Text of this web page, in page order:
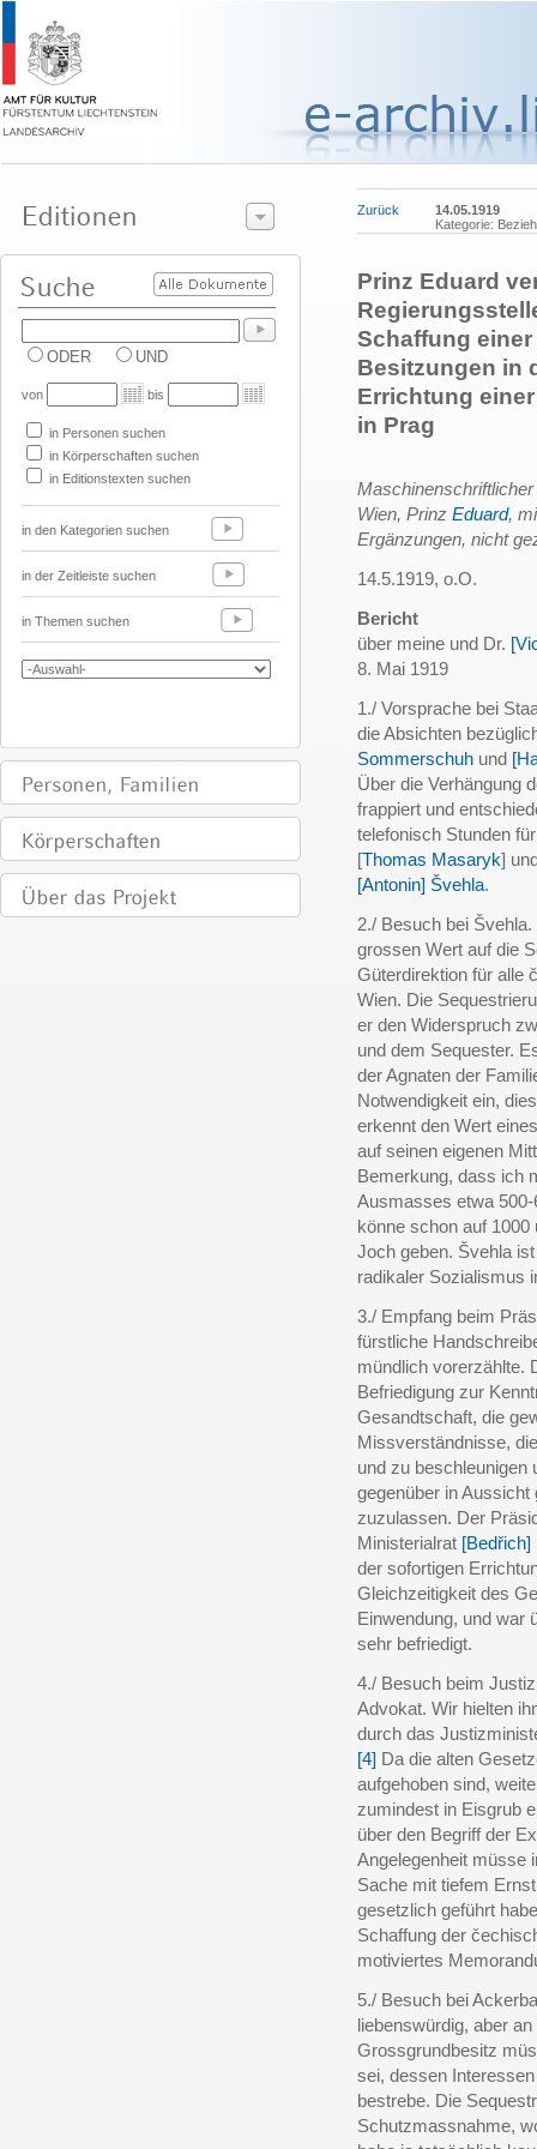
ODER UND
von bis
in Personen suchen
in Körperschaften suchen
in Editionstexten suchen
in den Kategorien suchen
in der Zeitleiste suchen
in Themen suchen
Zurück
14.05.1919
Kategorie:
Prinz Eduard
Schaffung
Besitzungen in
Errichtung
in Prag
Wien, Prinz Eduard,
Ergänzungen, nicht
14.5.1919, o.O.
Bericht
über meine und Dr.
8. Mai 1919
1./ Vorsprache bei
die Absichten
Sommerschuh und
Über die Verhängung
frappiert und
telefonisch Stunden
[Thomas Masaryk]
[Antonin] Švehla.
2./ Besuch bei
grossen Wert auf die
Güterdirektion für alle
Wien. Die
er den Widerspruch
und dem Sequester.
der Agnaten der
Notwendigkeit ein,
erkennt den Wert
auf seinen eigenen
Bemerkung, dass ich
Ausmasses etwa
könne schon auf
Joch geben. Švehla
radikaler Sozialismus
3./ Empfang beim
fürstliche
mündlich vorerzählte.
Befriedigung zur
Gesandtschaft, die
Missverständnisse,
und zu
gegenüber in
zuzulassen. Der
Ministerialrat [Bedřich]
der sofortigen
Gleichzeitigkeit des
Einwendung, und war
sehr befriedigt.
4./ Besuch beim
Advokat. Wir hielten
durch das
[4] Da die alten
aufgehoben sind,
zumindest in Eisgrub
über den Begriff der
Angelegenheit müsse
Sache mit tiefem
gesetzlich geführt
Schaffung der
motiviertes
5./ Besuch bei
liebenswürdig, aber
Grossgrundbesitz
sei, dessen
bestrebe. Die
Schutzmassnahme,